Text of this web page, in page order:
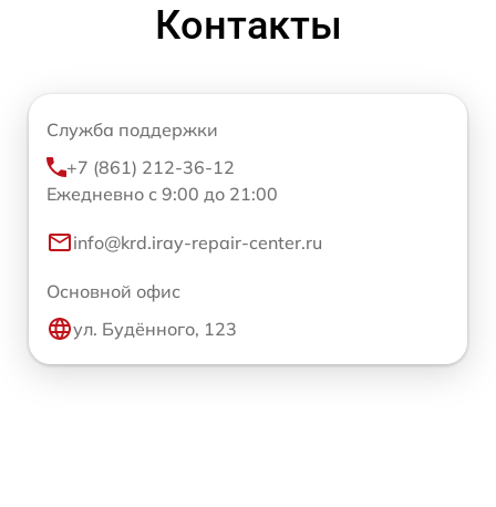
Контакты
Служба поддержки
+7 (861) 212-36-12
Ежедневно с 9:00 до 21:00
info@krd.iray-repair-center.ru
Основной офис
ул. Будённого, 123